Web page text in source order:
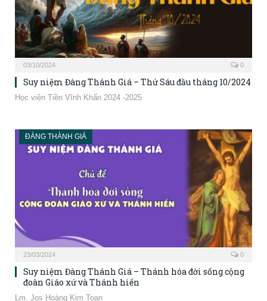
03/10/2024 0
Suy niệm Đàng Thánh Giá – Thứ Sáu đầu tháng 10/2024
Học viện Tiền Vĩnh Khấn 2024 -2025
ĐÀNG THÀNH GIÁ
23/03/2024 0
Suy niệm Đàng Thánh Giá – Thánh hóa đời sống cộng
đoàn Giáo xứ và Thánh hiến
Lm. Jos Hoàng Kim Toan